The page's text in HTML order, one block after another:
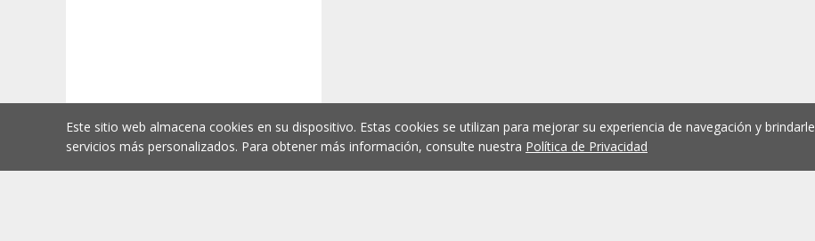
Este sitio web almacena cookies en su dispositivo. Estas cookies se utilizan para mejorar su experiencia de navegación y brindarle
servicios más personalizados. Para obtener más información, consulte nuestra Política de Privacidad